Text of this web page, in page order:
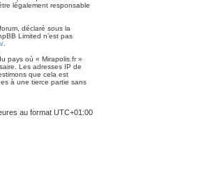
légalement responsable
déclaré sous la
Limited n’est pas
pays où « Mirapolis.fr »
Les adresses IP de
que cela est
à une tierce partie sans
au format UTC+01:00